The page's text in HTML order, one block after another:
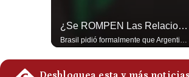
¿Se ROMPEN Las Relaciones Entre Brasil Y Argentina? | Gestión Mundo